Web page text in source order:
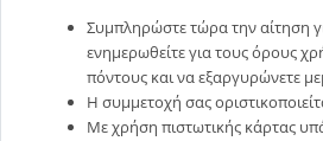
Συμπληρώστε τώρα την αίτηση
ενημερωθείτε για τους όρους
πόντους και να εξαργυρώνετε
Η συμμετοχή σας
Με χρήση πιστωτικής κάρτας